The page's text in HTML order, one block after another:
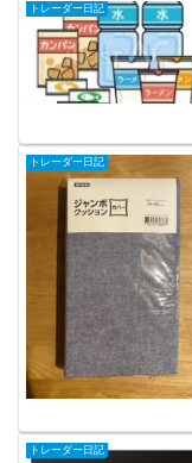
トレーダー日記
トレーダー日記
トレーダー日記